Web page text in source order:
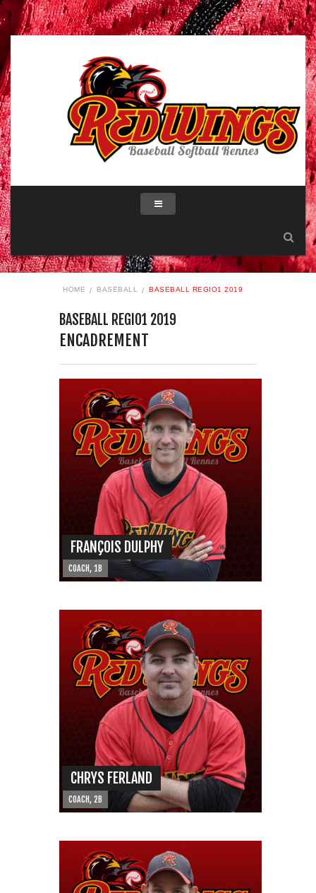
HOME BASEBALL BASEBALL REGIO1 2019
BASEBALL REGIO1 2019
ENCADREMENT
FRANÇOIS DULPHY
COACH, 1B
CHRYS FERLAND
COACH, 2B